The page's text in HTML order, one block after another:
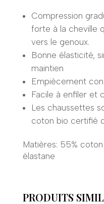
Compression
forte à la cheville
vers le genoux.
Bonne élasticité,
maintien
Empiècement
Facile à enfiler et
Les chaussettes
coton bio certifié
Matières: 55%
élastane
PRODUITS